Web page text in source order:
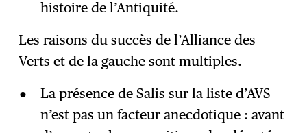
histoire de l’Antiquité.
Les raisons du succès de l’Alliance des
Verts et de la gauche sont multiples.
La présence de Salis sur la liste d’AVS
n’est pas un facteur anecdotique : avant